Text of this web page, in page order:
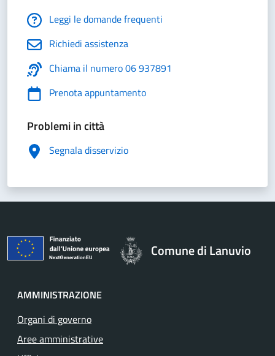
Leggi le domande frequenti
Richiedi assistenza
Chiama il numero 06 937891
Prenota appuntamento
Problemi in città
Segnala disservizio
Comune di Lanuvio
AMMINISTRAZIONE
Organi di governo
Aree amministrative